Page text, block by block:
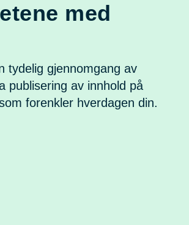
med
tydelig gjennomgang av
publisering av innhold på
forenkler hverdagen din.